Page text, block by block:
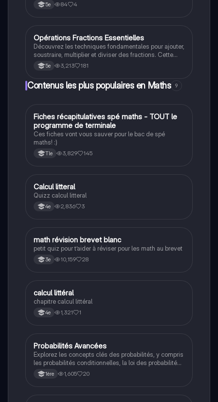
5e 84 4
Maths
Opérations Fractions Essentielles
Découvrez les techniques fondamentales pour ajouter,
soustraire, multiplier et diviser des fractions. Cette
fiche de révision couvre des exemples pratiques et
des méthodes simplifiées pour maîtriser les
opérations sur les fractions. Idéal pour les étudiants
en mathématiques cherchant à renforcer leurs
5e 3,213 181
Contenus les plus populaires en Maths 9
Maths
Fiches récapitulatives spé maths - TOUT le
programme de terminale
Ces fiches vont vous sauver pour le bac de spé
maths! :)
Tle 3,829 145
CMaths
Calcul litteral
Quizz calcul litteral
4e 2,836 3
MMaths
math révision brevet blanc
petit quiz pour t’aider à réviser pour les math au brevet
3e 10,159 28
CMaths
calcul littéral
chapitre calcul littéral
4e 1,321 1
Maths
Probabilités Avancées
Explorez les concepts clés des probabilités, y compris
les probabilités conditionnelles, la loi des probabilités
totales et les variables aléatoires. Cette fiche de
révision est conçue pour les étudiants de 1ère, offrant
1ère 1,605 20